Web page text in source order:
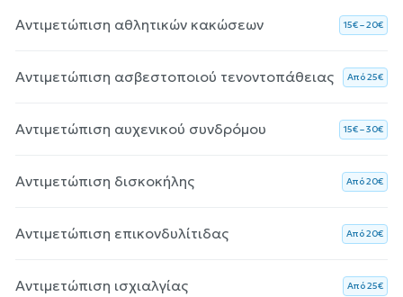
Αντιμετώπιση αθλητικών κακώσεων 15€ – 20€
Αντιμετώπιση ασβεστοποιού τενοντοπάθειας Aπό 25€
Αντιμετώπιση αυχενικού συνδρόμου 15€ – 30€
Αντιμετώπιση δισκοκήλης Aπό 20€
Αντιμετώπιση επικονδυλίτιδας Aπό 20€
Αντιμετώπιση ισχιαλγίας Aπό 25€